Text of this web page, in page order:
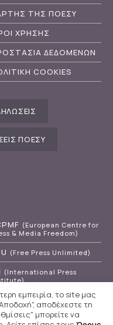
ΤΗΣ ΠΟΕΣΥ
ΧΡΗΣΗΣ
ΔΕΔΟΜΕΝΩΝ
COOKIES
ΠΟΕΣΥ
(European Centre for
& Media Freedom)
(Free Press Unlimited)
(International Press
(Reporters Without
εμπειρία, το site μας
αποδέχεστε τη
μπορείτε να